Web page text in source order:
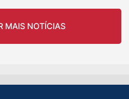
MAIS NOTÍCIAS